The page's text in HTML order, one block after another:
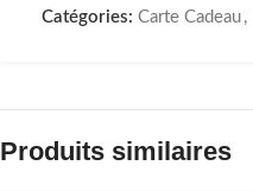
Catégories: Carte Cadeau ,
Produits similaires